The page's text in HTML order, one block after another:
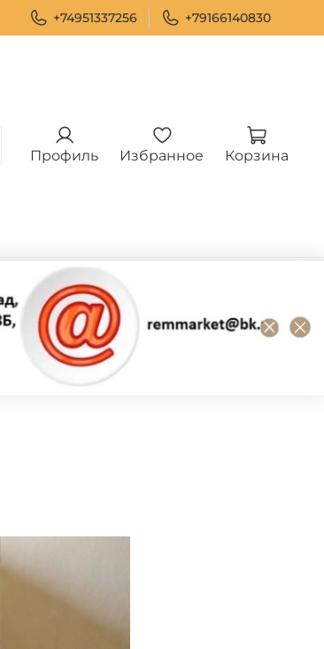
+74951337256 +79166140830
Профиль Избранное Корзина